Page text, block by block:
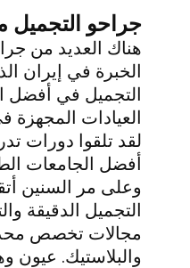
جراحو التجميل
هناك العديد من
الخبرة في إيران
التجميل في أفضل
العيادات المجهزة
لقد تلقوا دورات
أفضل الجامعات
وعلى مر السنين
التجميل الدقيقة
مجالات تخصص
والبلاستيك. عيون